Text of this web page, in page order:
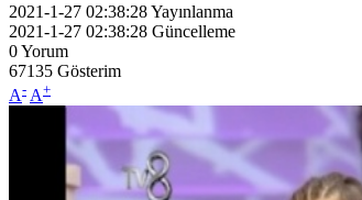
2021-1-27 02:38:28Yayınlanma
2021-1-27 02:38:28 Güncelleme
0Yorum
67135 Gösterim
A- A+